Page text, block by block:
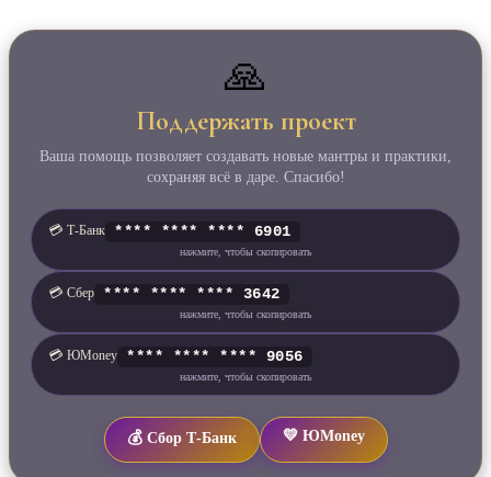
🙏
Поддержать проект
Ваша помощь позволяет создавать новые мантры и практики,
сохраняя всё в даре. Спасибо!
💳 Т‑Банк **** **** **** 6901
нажмите, чтобы скопировать
💳 Сбер **** **** **** 3642
нажмите, чтобы скопировать
💳 ЮMoney **** **** **** 9056
нажмите, чтобы скопировать
💰 Сбор Т‑Банк 💛 ЮMoney